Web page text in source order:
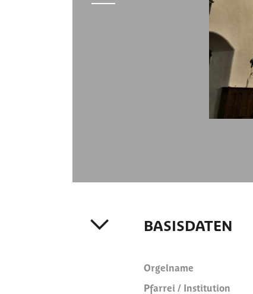
BASISDATEN
Orgelname
Pfarrei / Institution